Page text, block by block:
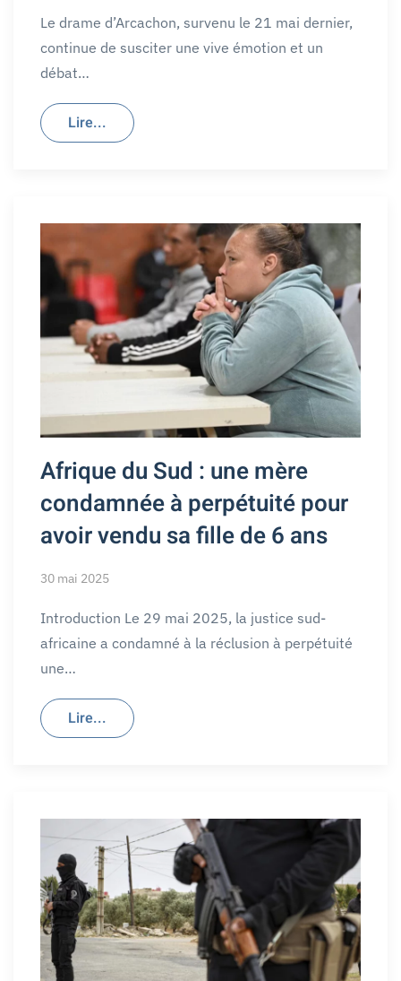
Le drame d’Arcachon, survenu le 21 mai dernier,
continue de susciter une vive émotion et un
débat…
Lire...
Afrique du Sud : une mère
condamnée à perpétuité pour
avoir vendu sa fille de 6 ans
30 mai 2025
Introduction Le 29 mai 2025, la justice sud-
africaine a condamné à la réclusion à perpétuité
une…
Lire...